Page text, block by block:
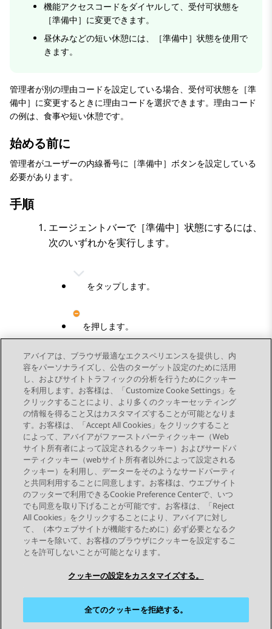
機能アクセスコードをダイヤルして、受付可状態を
［準備中］に変更できます。
昼休みなどの短い休憩には、［準備中］状態を使用で
きます。
管理者が別の理由コードを設定している場合、受付可状態を［準
備中］に変更するときに理由コードを選択できます。理由コード
の例は、食事や短い休憩です。
始める前に
管理者がユーザーの内線番号に［準備中］ボタンを設定している
必要があります。
手順
エージェントバーで［準備中］状態にするには、
次のいずれかを実行します。
をタップします。
を押します。
れます。
既存の理由のいずれかをタップします。
Send Feedback
トピックナビゲーション
前のトピック 次のトピック
つながりを保つ
サイトマップ 利用規約 プライバシー
アバイアは、ブラウザ最適なエクスペリエンスを提供し、内
容をパーソナライズし、公告のターゲット設定のために活用
し、およびサイトトラフィックの分析を行うためにクッキー
を利用します。お客様は、「Customize Cooke Settings」を
クリックすることにより、より多くのクッキーセッティング
の情報を得ること又はカスタマイズすることが可能となりま
す。お客様は、「Accept All Cookies」をクリックすること
によって、アバイアがファーストパーティクッキー（Web
サイト所有者によって設定されるクッキー）およびサードパ
ーティクッキー（webサイト所有者以外によって設定される
クッキー）を利用し、データーをそのようなサードパーティ
と共同利用することに同意します。お客様は、ウエブサイト
のフッターで利用できるCookie Preference Centerで、いつ
でも同意を取り下げることが可能です。お客様は、「Reject
All Cookies」をクリックすることにより、アバイアに対し
て、（本ウェブサイトが機能するために）必ず必要となるク
ッキーを除いて、お客様のブラウザにクッキーを設定するこ
とを許可しないことが可能となります。
クッキーの設定をカスタマイズする。
全てのクッキーを拒絶する。